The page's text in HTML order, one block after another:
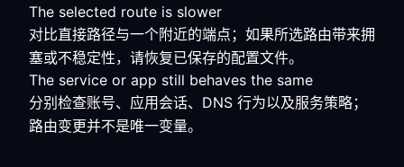
The selected route is slower
对比直接路径与一个附近的端点；如果所选路由带来拥
塞或不稳定性，请恢复已保存的配置文件。
The service or app still behaves the same
分别检查账号、应用会话、DNS 行为以及服务策略；
路由变更并不是唯一变量。